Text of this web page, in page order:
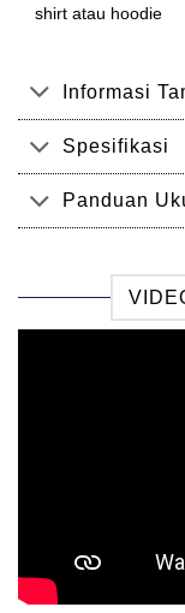
shirt atau hoodie
Informasi
Spesifikasi
Panduan